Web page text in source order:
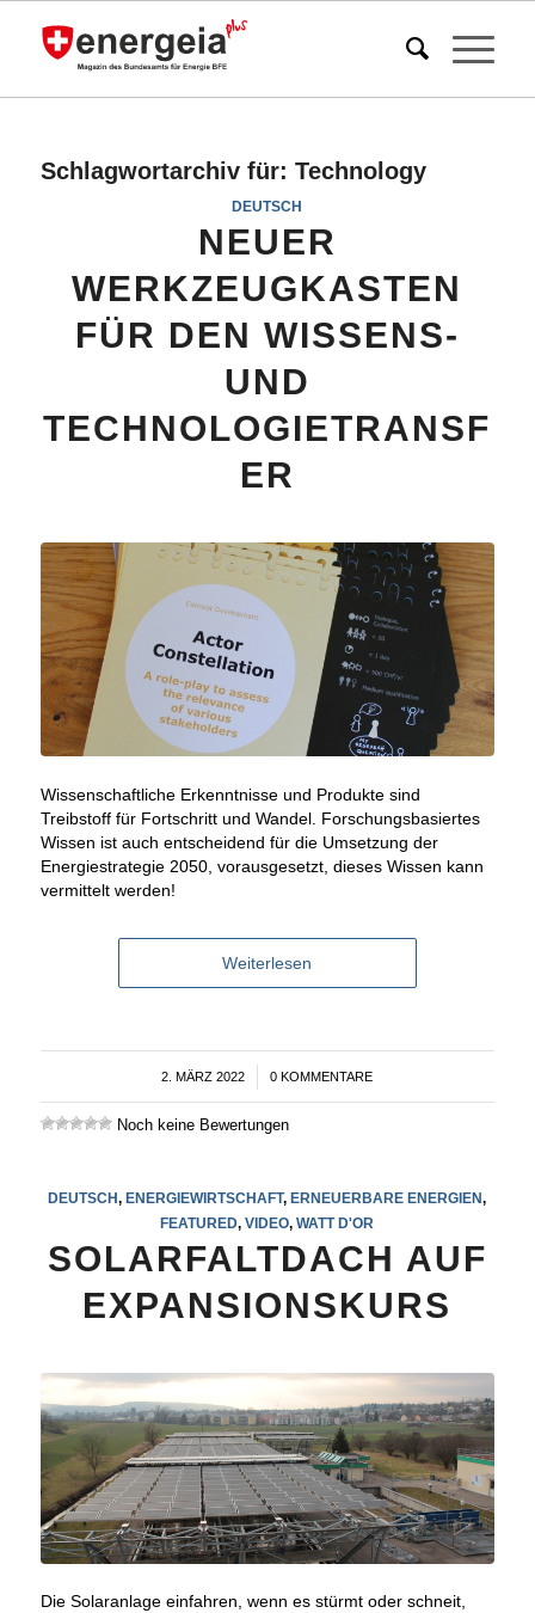
Schlagwortarchiv für: Technology
DEUTSCH
NEUER
WERKZEUGKASTEN
FÜR DEN WISSENS-
UND
TECHNOLOGIETRANSF
ER
Wissenschaftliche Erkenntnisse und Produkte sind
Treibstoff für Fortschritt und Wandel. Forschungsbasiertes
Wissen ist auch entscheidend für die Umsetzung der
Energiestrategie 2050, vorausgesetzt, dieses Wissen kann
vermittelt werden!
Weiterlesen
2. MÄRZ 2022
/ 0 KOMMENTARE
Noch keine Bewertungen
DEUTSCH,ENERGIEWIRTSCHAFT,ERNEUERBARE ENERGIEN,
FEATURED,VIDEO,WATT D'OR
SOLARFALTDACH AUF
EXPANSIONSKURS
Die Solaranlage einfahren, wenn es stürmt oder schneit,